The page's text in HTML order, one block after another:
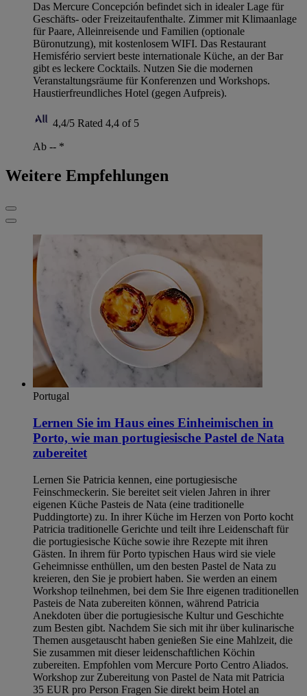
Das Mercure Concepción befindet sich in idealer Lage für
Geschäfts- oder Freizeitaufenthalte. Zimmer mit Klimaanlage
für Paare, Alleinreisende und Familien (optionale
Büronutzung), mit kostenlosem WIFI. Das Restaurant
Hemisfério serviert beste internationale Küche, an der Bar
gibt es leckere Cocktails. Nutzen Sie die modernen
Veranstaltungsräume für Konferenzen und Workshops.
Haustierfreundliches Hotel (gegen Aufpreis).
4,4/5 Rated 4,4 of 5
Ab -- *
Weitere Empfehlungen
Portugal
Lernen Sie im Haus eines Einheimischen in
Porto, wie man portugiesische Pastel de Nata
zubereitet
Lernen Sie Patricia kennen, eine portugiesische
Feinschmeckerin. Sie bereitet seit vielen Jahren in ihrer
eigenen Küche Pasteis de Nata (eine traditionelle
Puddingtorte) zu. In ihrer Küche im Herzen von Porto kocht
Patricia traditionelle Gerichte und teilt ihre Leidenschaft für
die portugiesische Küche sowie ihre Rezepte mit ihren
Gästen. In ihrem für Porto typischen Haus wird sie viele
Geheimnisse enthüllen, um den besten Pastel de Nata zu
kreieren, den Sie je probiert haben. Sie werden an einem
Workshop teilnehmen, bei dem Sie Ihre eigenen traditionellen
Pasteis de Nata zubereiten können, während Patricia
Anekdoten über die portugiesische Kultur und Geschichte
zum Besten gibt. Nachdem Sie sich mit ihr über kulinarische
Themen ausgetauscht haben genießen Sie eine Mahlzeit, die
Sie zusammen mit dieser leidenschaftlichen Köchin
zubereiten. Empfohlen vom Mercure Porto Centro Aliados.
Workshop zur Zubereitung von Pastel de Nata mit Patricia
35 EUR pro Person Fragen Sie direkt beim Hotel an